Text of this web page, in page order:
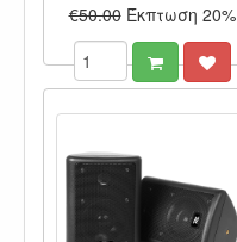
€50.00 Έκπτωση 20%